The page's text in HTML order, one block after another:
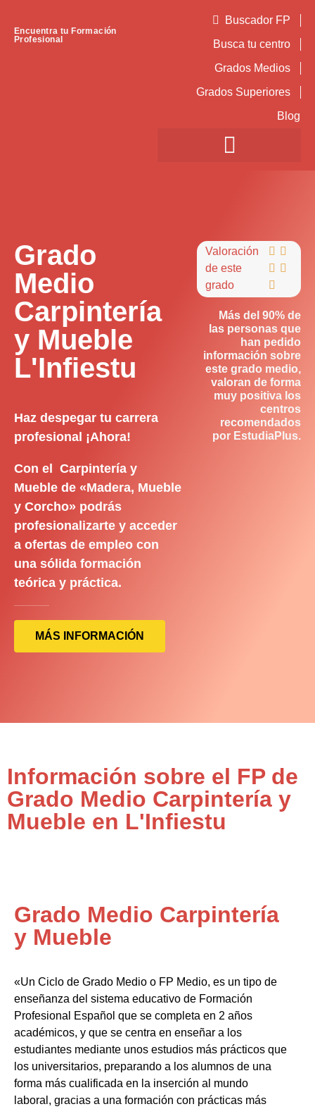
Encuentra tu Formación
Profesional
Buscador FP
Busca tu centro
Grados Medios
Grados Superiores
Blog
Grado
Medio
Carpintería
y Mueble
L'Infiestu
Haz despegar tu carrera
profesional ¡Ahora!
Con el Carpintería y
Mueble de «Madera, Mueble
y Corcho» podrás
profesionalizarte y acceder
a ofertas de empleo con
una sólida formación
teórica y práctica.
MÁS INFORMACIÓN
Valoración
de este
grado
 
 

Más del 90% de
las personas que
han pedido
información sobre
este grado medio,
valoran de forma
muy positiva los
centros
recomendados
por EstudiaPlus.
Información sobre el FP de
Grado Medio Carpintería y
Mueble en L'Infiestu
Grado Medio Carpintería
y Mueble
«Un Ciclo de Grado Medio o FP Medio, es un tipo de
enseñanza del sistema educativo de Formación
Profesional Español que se completa en 2 años
académicos, y que se centra en enseñar a los
estudiantes mediante unos estudios más prácticos que
los universitarios, preparando a los alumnos de una
forma más cualificada en la inserción al mundo
laboral, gracias a una formación con prácticas más